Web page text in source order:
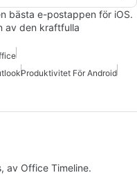
bästa e-postappen för iOS.
av den kraftfulla
Produktivitet För Android
av Office Timeline.